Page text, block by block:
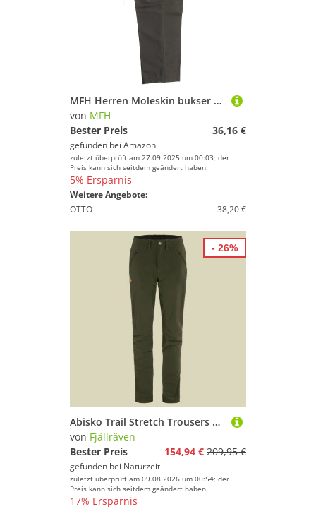
MFH Herren Moleskin bukser Bw Hose, Oliv, 54 EU
von MFH
Bester Preis
36,16 €
gefunden bei Amazon
zuletzt überprüft am 27.09.2025 um 00:03; der
Preis kann sich seitdem geändert haben.
5% Ersparnis
Weitere Angebote:
OTTO
38,20 €
Abisko Trail Stretch Trousers Women grün 42 - deep forest
von Fjällräven
Bester Preis
154,94 € 209,95 €
gefunden bei Naturzeit
zuletzt überprüft am 09.08.2026 um 00:54; der
Preis kann sich seitdem geändert haben.
17% Ersparnis
- 26%